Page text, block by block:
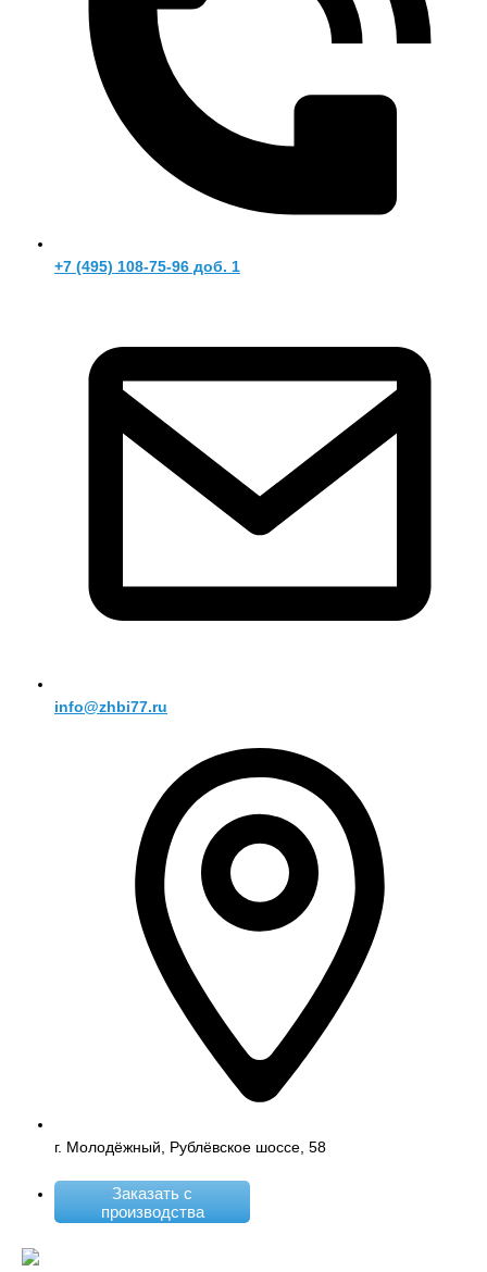
+7 (495) 108-75-96 доб. 1
info@zhbi77.ru
г. Молодёжный, Рублёвское шоссе, 58
Заказать с
производства